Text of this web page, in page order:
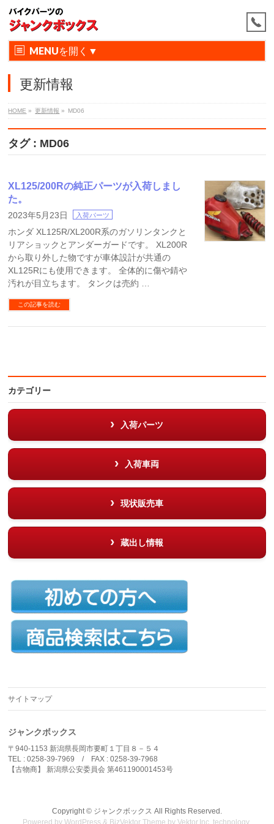
MENU
更新情報
HOME » 更新情報 » MD06
タグ : MD06
XL125/200Rの純正パーツが入荷しまし
た。
2023年5月23日 入荷パーツ
ホンダ XL125R/XL200R系のガソリンタンクと
リアショックとアンダーガードです。 XL200R
から取り外した物ですが車体設計が共通の
XL125Rにも使用できます。 全体的に傷や錆や
汚れが目立ちます。 タンクは売約 …
この記事を読む
カテゴリー
入荷パーツ
入荷車両
現状販売車
蔵出し情報
サイトマップ
ジャンクボックス
〒940-1153 新潟県長岡市要町１丁目８－５４
TEL : 0258-39-7969 / FAX : 0258-39-7968
【古物商】 新潟県公安委員会 第461190001453号
Copyright © ジャンクボックス All Rights Reserved.
Powered byWordPress & BizVektor Theme byVektor,Inc. technology.